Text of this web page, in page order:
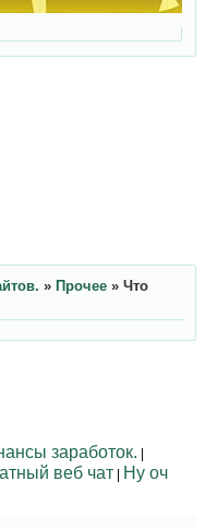
» Прочее » Что
заработок. |
веб чат | Ну оч